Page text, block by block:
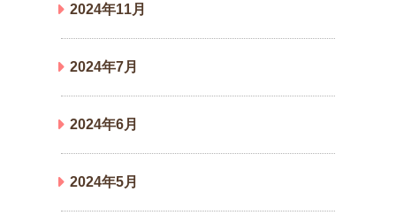
2024年11月
2024年7月
2024年6月
2024年5月